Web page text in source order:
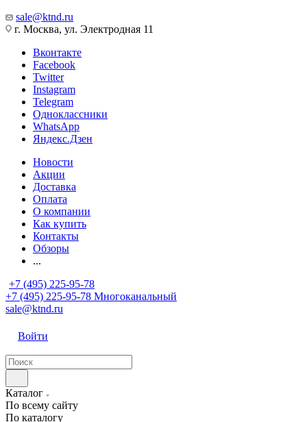
sale@ktnd.ru
г. Москва, ул. Электродная 11
Вконтакте
Facebook
Twitter
Instagram
Telegram
Одноклассники
WhatsApp
Яндекс.Дзен
Новости
Акции
Доставка
Оплата
О компании
Как купить
Контакты
Обзоры
...
+7 (495) 225-95-78
+7 (495) 225-95-78 Многоканальный
sale@ktnd.ru
Войти
Каталог
По всему сайту
По каталогу